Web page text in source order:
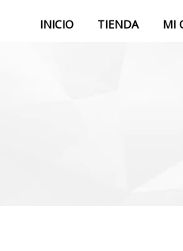
INICIO TIENDA MI